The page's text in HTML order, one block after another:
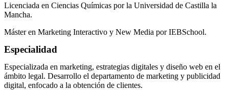
Licenciada en Ciencias Químicas por la Universidad de Castilla la
Mancha.
Máster en Marketing Interactivo y New Media por IEBSchool.
Especialidad
Especializada en marketing, estrategias digitales y diseño web en el
ámbito legal. Desarrollo el departamento de marketing y publicidad
digital, enfocado a la obtención de clientes.